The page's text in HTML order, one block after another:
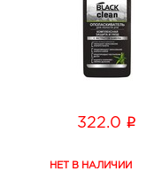
322.0 i